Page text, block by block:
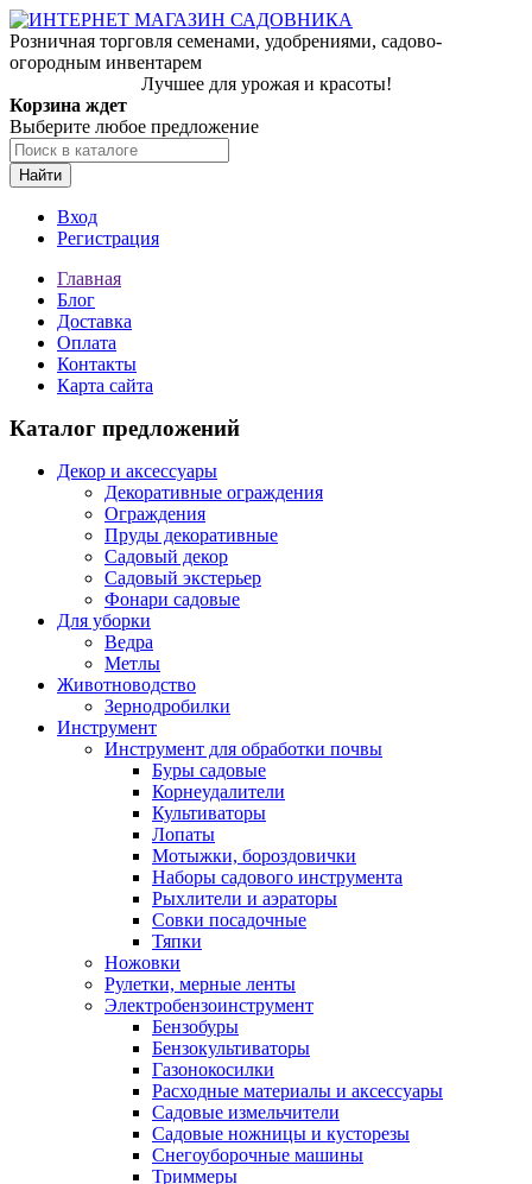
Розничная торговля семенами, удобрениями, садово-
огородным инвентарем
Лучшее для урожая и красоты!
Корзина ждет
Выберите любое предложение
Найти
Вход
Регистрация
Главная
Блог
Доставка
Оплата
Контакты
Карта сайта
Каталог предложений
Декор и аксессуары
Декоративные ограждения
Ограждения
Пруды декоративные
Садовый декор
Садовый экстерьер
Фонари садовые
Для уборки
Ведра
Метлы
Животноводство
Зернодробилки
Инструмент
Инструмент для обработки почвы
Буры садовые
Корнеудалители
Культиваторы
Лопаты
Мотыжки, бороздовички
Наборы садового инструмента
Рыхлители и аэраторы
Совки посадочные
Тяпки
Ножовки
Рулетки, мерные ленты
Электробензоинструмент
Бензобуры
Бензокультиваторы
Газонокосилки
Расходные материалы и аксессуары
Садовые измельчители
Садовые ножницы и кусторезы
Снегоуборочные машины
Триммеры